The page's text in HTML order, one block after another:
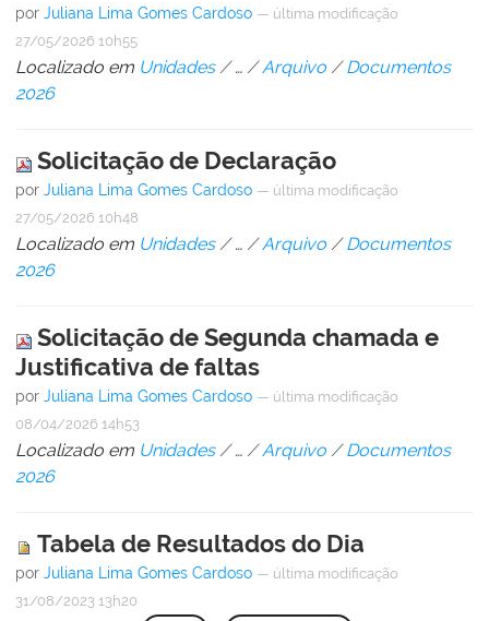
por Juliana Lima Gomes Cardoso — última modificação
27/05/2026 10h55
Localizado em Unidades /… /Arquivo /Documentos
2026
Solicitação de Declaração
por Juliana Lima Gomes Cardoso — última modificação
27/05/2026 10h48
Localizado em Unidades /… /Arquivo /Documentos
2026
Solicitação de Segunda chamada e
Justificativa de faltas
por Juliana Lima Gomes Cardoso — última modificação
08/04/2026 14h53
Localizado em Unidades /… /Arquivo /Documentos
2026
Tabela de Resultados do Dia
por Juliana Lima Gomes Cardoso — última modificação
31/08/2023 13h20